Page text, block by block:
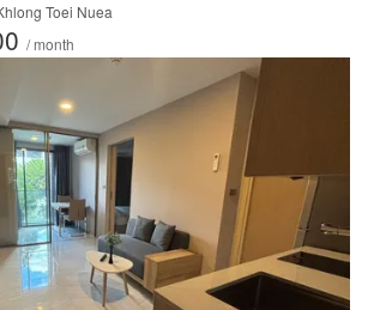
Toei Nuea
/ month